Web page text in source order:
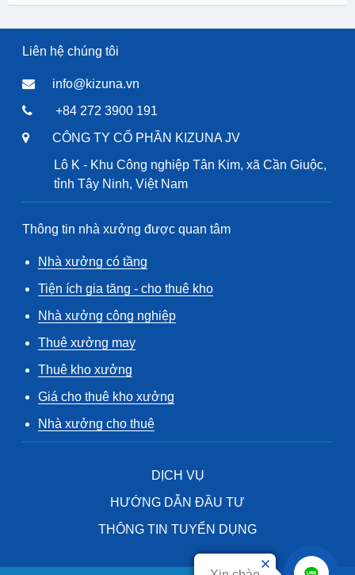
Liên hệ chúng tôi
info@kizuna.vn
+84 272 3900 191
CÔNG TY CỔ PHẦN KIZUNA JV
Lô K - Khu Công nghiệp Tân Kim, xã Cần Giuộc,
tỉnh Tây Ninh, Việt Nam
Thông tin nhà xưởng được quan tâm
Nhà xưởng có tầng
Tiện ích gia tăng - cho thuê kho
Nhà xưởng công nghiệp
Thuê xưởng may
Thuê kho xưởng
Giá cho thuê kho xưởng
Nhà xưởng cho thuê
DỊCH VỤ
HƯỚNG DẪN ĐẦU TƯ
THÔNG TIN TUYỂN DỤNG